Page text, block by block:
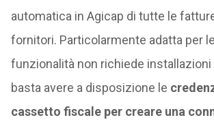
automatica in Agicap di tutte le
fornitori. Particolarmente adatta per
funzionalità non richiede
basta avere a disposizione le
cassetto fiscale per creare una